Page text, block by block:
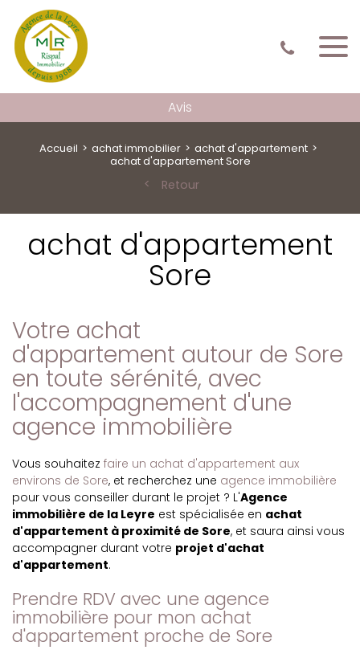
Avis
Accueil achat immobilier
achat d'appartement
achat d'appartement Sore
Retour
achat d'appartement
Sore
Votre achat
d'appartement autour de Sore
en toute sérénité, avec
l'accompagnement d'une
agence immobilière
Vous souhaitez faire un achat d'appartement aux
environs de Sore, et recherchez une agence immobilière
pour vous conseiller durant le projet ? L'Agence
immobilière de la Leyre est spécialisée en achat
d'appartement à proximité de Sore, et saura ainsi vous
accompagner durant votre projet d'achat
d'appartement.
Prendre RDV avec une agence
immobilière pour mon achat
d'appartement proche de Sore